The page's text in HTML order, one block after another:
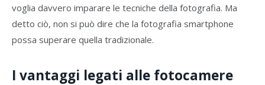
voglia davvero imparare le tecniche della fotografia. Ma
detto ciò, non si può dire che la fotografia smartphone
possa superare quella tradizionale.
I vantaggi legati alle fotocamere